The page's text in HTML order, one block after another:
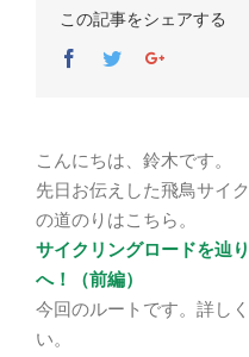
この記事をシェアする
Facebook
TwitterGoogle+
こんにちは、鈴木です。
先日お伝えした飛鳥サイ
の道のりはこちら。
サイクリングロードを辿
へ！（前編）
今回のルートです。詳し
い。